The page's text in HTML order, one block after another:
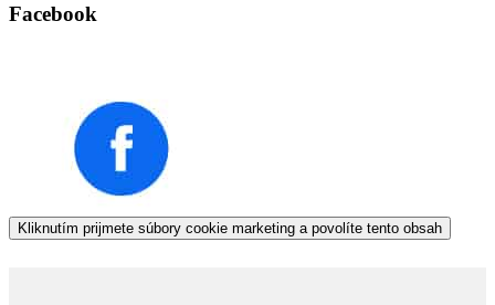
Facebook
Kliknutím prijmete súbory cookie marketing a povolíte tento obsah